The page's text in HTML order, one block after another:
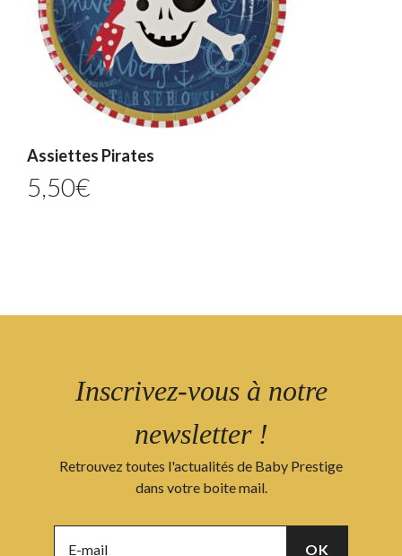
Assiettes Pirates
5,50€
Inscrivez-vous à notre
newsletter !
Retrouvez toutes l'actualités de Baby Prestige
dans votre boite mail.